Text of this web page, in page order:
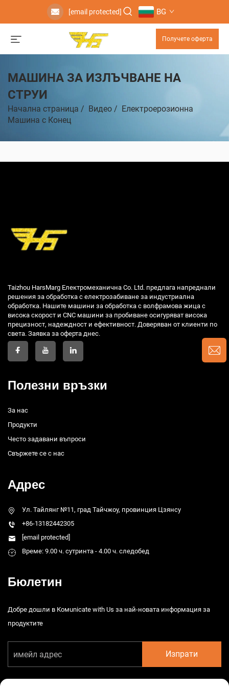
[email protected] BG
Получете оферта
МАШИНА ЗА ИЗЛЪЧВАНЕ НА
СТРУИ
Начална страница / Видео / Електроерозионна
Машина с Конец
Taizhou HarsMarg Електромеханична Co. Ltd. предлага напреднали
решения за обработка с електрозабиване за индустриална
обработка. Нашите машини за обработка с волфрамова жица с
висока скорост и CNC машини за пробиване осигуряват висока
прецизност, надеждност и ефективност. Доверяван от клиенти по
света. Заявка за оферта днес.
Полезни връзки
За нас
Продукти
Често задавани въпроси
Свържете се с нас
Адрес
Ул. Тайлянг №11, град Тайчжоу, провинция Цзянсу
+86-13182442305
[email protected]
Време: 9.00 ч. сутринта - 4.00 ч. следобед
Бюлетин
Добре дошли в Комunicate with Us за най-новата информация за
продуктите
Изпрати